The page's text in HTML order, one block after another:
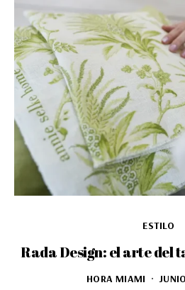
ESTILO
Rada Design: el arte del
HORA MIAMI